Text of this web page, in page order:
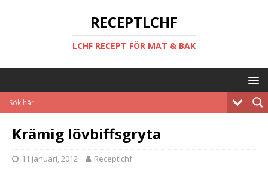
RECEPTLCHF
LCHF RECEPT FÖR MAT & BAK
Krämig lövbiffsgryta
11 januari, 2012 Receptlchf